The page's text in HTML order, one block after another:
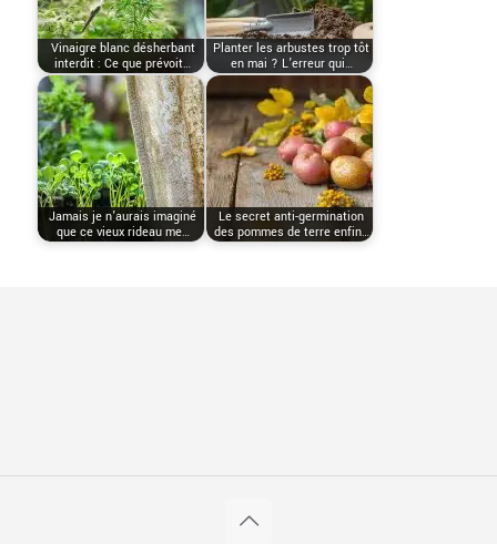
Vinaigre blanc désherbant
interdit : Ce que prévoit…
Planter les arbustes trop tôt
en mai ? L’erreur qui…
Jamais je n’aurais imaginé
que ce vieux rideau me…
Le secret anti-germination
des pommes de terre enfin…